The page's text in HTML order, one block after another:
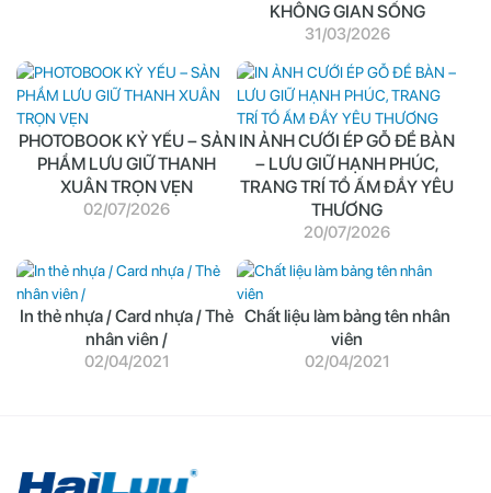
KHÔNG GIAN SỐNG
31/03/2026
PHOTOBOOK KỶ YẾU – SẢN
PHẨM LƯU GIỮ THANH
XUÂN TRỌN VẸN
02/07/2026
IN ẢNH CƯỚI ÉP GỖ ĐỂ BÀN
– LƯU GIỮ HẠNH PHÚC,
TRANG TRÍ TỔ ẤM ĐẦY YÊU
THƯƠNG
20/07/2026
In thẻ nhựa / Card nhựa / Thẻ
nhân viên /
02/04/2021
Chất liệu làm bảng tên nhân
viên
02/04/2021